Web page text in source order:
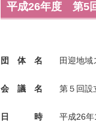
平成26年度 第5
団 体 名 田迎地域
会 議 名 第５回設
日 時 平成26年